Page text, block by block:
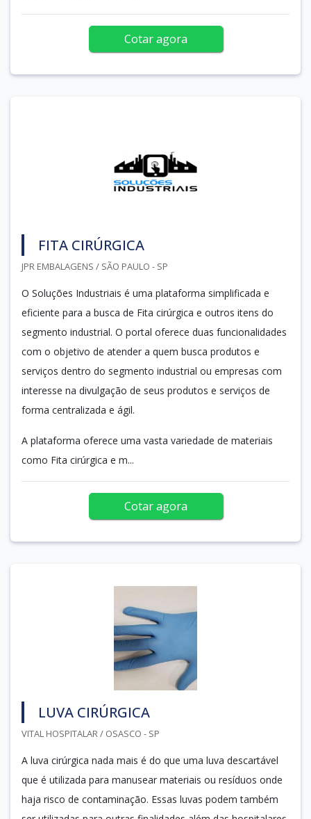
Cotar agora
FITA CIRÚRGICA
JPR EMBALAGENS / SÃO PAULO - SP
O Soluções Industriais é uma plataforma simplificada e
eficiente para a busca de Fita cirúrgica e outros itens do
segmento industrial. O portal oferece duas funcionalidades
com o objetivo de atender a quem busca produtos e
serviços dentro do segmento industrial ou empresas com
interesse na divulgação de seus produtos e serviços de
forma centralizada e ágil.
A plataforma oferece uma vasta variedade de materiais
como Fita cirúrgica e m...
Cotar agora
LUVA CIRÚRGICA
VITAL HOSPITALAR / OSASCO - SP
A luva cirúrgica nada mais é do que uma luva descartável
que é utilizada para manusear materiais ou resíduos onde
haja risco de contaminação. Essas luvas podem também